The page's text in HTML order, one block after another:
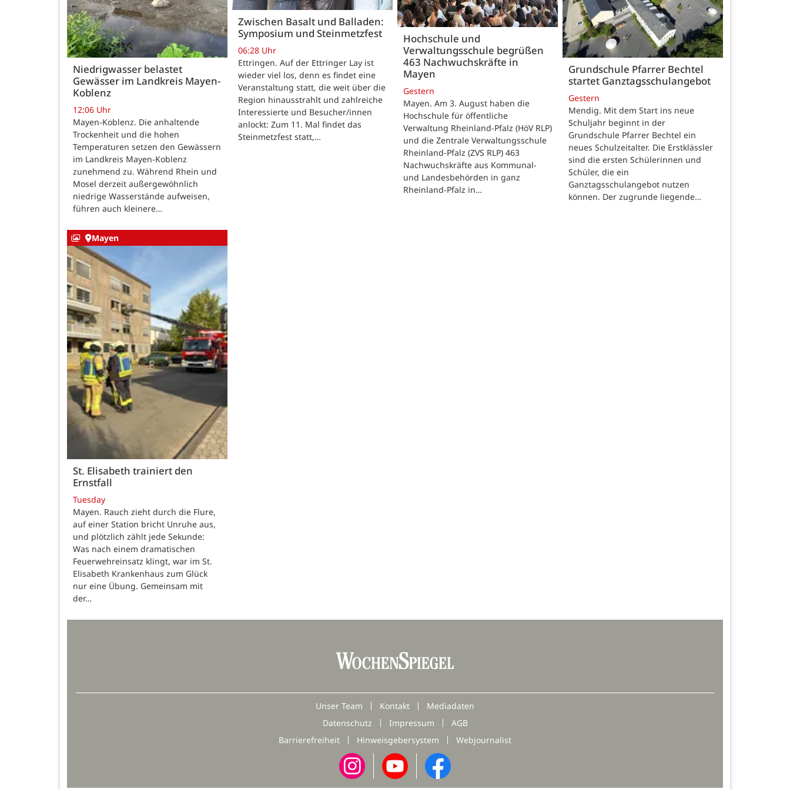
Niedrigwasser belastet
Gewässer im Landkreis Mayen-
Koblenz
12:06 Uhr
Mayen-Koblenz. Die anhaltende
Trockenheit und die hohen
Temperaturen setzen den Gewässern
im Landkreis Mayen-Koblenz
zunehmend zu. Während Rhein und
Mosel derzeit außergewöhnlich
niedrige Wasserstände aufweisen,
führen auch kleinere…
Zwischen Basalt und Balladen:
Symposium und Steinmetzfest
06:28 Uhr
Ettringen. Auf der Ettringer Lay ist
wieder viel los, denn es findet eine
Veranstaltung statt, die weit über die
Region hinausstrahlt und zahlreiche
Interessierte und Besucher/innen
anlockt: Zum 11. Mal findet das
Steinmetzfest statt,…
Hochschule und
Verwaltungsschule begrüßen
463 Nachwuchskräfte in
Mayen
Gestern
Mayen. Am 3. August haben die
Hochschule für öffentliche
Verwaltung Rheinland-Pfalz (HöV RLP)
und die Zentrale Verwaltungsschule
Rheinland-Pfalz (ZVS RLP) 463
Nachwuchskräfte aus Kommunal-
und Landesbehörden in ganz
Rheinland-Pfalz in…
Grundschule Pfarrer Bechtel
startet Ganztagsschulangebot
Gestern
Mendig. Mit dem Start ins neue
Schuljahr beginnt in der
Grundschule Pfarrer Bechtel ein
neues Schulzeitalter. Die Erstklässler
sind die ersten Schülerinnen und
Schüler, die ein
Ganztagsschulangebot nutzen
können. Der zugrunde liegende…
Mayen
St. Elisabeth trainiert den
Ernstfall
Tuesday
Mayen. Rauch zieht durch die Flure,
auf einer Station bricht Unruhe aus,
und plötzlich zählt jede Sekunde:
Was nach einem dramatischen
Feuerwehreinsatz klingt, war im St.
Elisabeth Krankenhaus zum Glück
nur eine Übung. Gemeinsam mit
der…
Unser Team Kontakt
Mediadaten
Datenschutz
Impressum
AGB
Barrierefreiheit
Hinweisgebersystem Webjournalist